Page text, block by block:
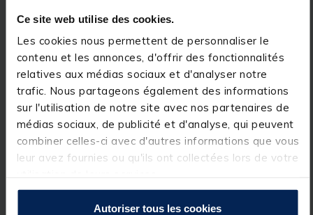
Ce site web utilise des cookies.
Les cookies nous permettent de personnaliser le
contenu et les annonces, d'offrir des fonctionnalités
relatives aux médias sociaux et d'analyser notre
trafic. Nous partageons également des informations
sur l'utilisation de notre site avec nos partenaires de
médias sociaux, de publicité et d'analyse, qui peuvent
combiner celles-ci avec d'autres informations que vous
leur avez fournies ou qu'ils ont collectées lors de votre
Autoriser tous les cookies
avec des sangles internes pour les maintenir en
Le grand modèle comporte également trois poches
extérieures. Les pochettes réfrigérantes Compac
sont conçues pour être congelées pendant 24
heures avant la séance et gardent le contenu de
votre sac isotherme ou de votre glacière Compac au
frais le plus longtemps possible.
Sac isotherme X-Large :